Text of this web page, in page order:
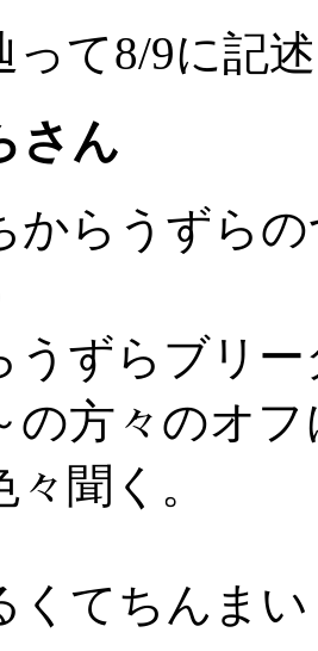
って8/9に記
さん
からうずら
うずらブリー
の方々のオ
聞く。
くてちんま